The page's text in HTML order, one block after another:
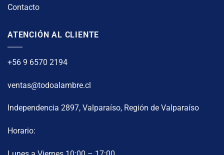
Contacto
ATENCIÓN AL CLIENTE
+56 9 6570 2194
ventas@todoalambre.cl
Independencia 2897, Valparaíso, Región de Valparaíso
Horario: